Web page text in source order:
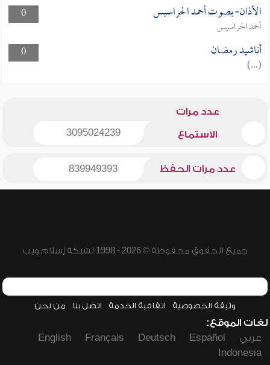
0
الأذان- بصوت أحمد الحراسيس
أحمد الحراسيس
0
أناشيد رمضان
(...)
عدد مرات
الاستماع 3095024239
عدد مرات الحفظ 839949393
جميع الحقوق محفوظة © 2026 - 1998 لشبكة إسلام ويب
وثيقة الخصوصية اتفاقية الخدمة اتصل بنا من نحن
لغات الموقع:
عربي
Español
Deutsch
Français
English
Indonesia